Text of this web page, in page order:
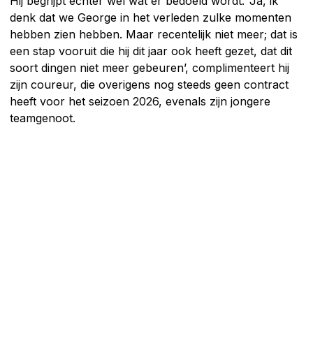
denk dat we George in het verleden zulke momenten
hebben zien hebben. Maar recentelijk niet meer; dat is
een stap vooruit die hij dit jaar ook heeft gezet, dat dit
soort dingen niet meer gebeuren’, complimenteert hij
zijn coureur, die overigens nog steeds geen contract
heeft voor het seizoen 2026, evenals zijn jongere
teamgenoot.